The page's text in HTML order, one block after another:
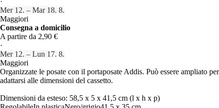
Mer 12. – Mar 18. 8.
Maggiori
Consegna a domicilio
A partire da 2,90 €
·
Mer 12. – Lun 17. 8.
Maggiori
Organizzate le posate con il portaposate Addis. Può essere ampliato per
adattarsi alle dimensioni del cassetto.
Dimensioni da esteso: 58,5 x 5 x 41,5 cm (l x h x p)